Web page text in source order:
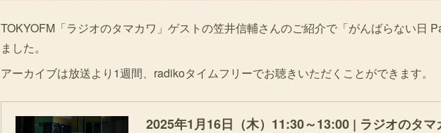
TOKYOFM「ラジオのタマカワ」ゲストの笠井信輔さんのご紹介で「がんばらない日
ました。
アーカイブは放送より1週間、radikoタイムフリーでお聴きいただくことができます。